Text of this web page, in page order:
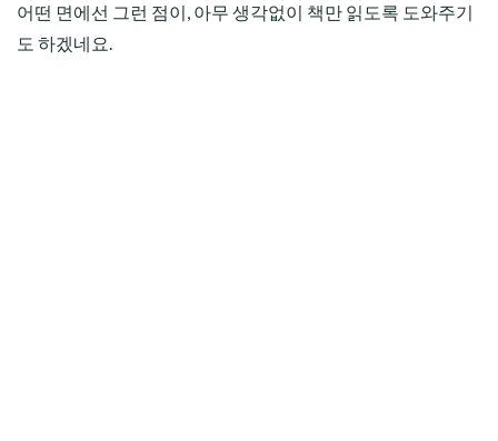
어떤 면에선 그런 점이, 아무 생각없이 책만 읽도록 도와주기
도 하겠네요.